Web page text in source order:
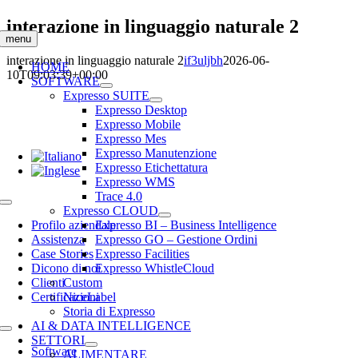
Salta
al
contenuto
menu
HOME
SOFTWARE
Expresso SUITE
Expresso Desktop
Expresso Mobile
Expresso Mes
Expresso Manutenzione
Expresso Etichettatura
Expresso WMS
Trace 4.0
Expresso CLOUD
Expresso BI – Business Intelligence
Expresso GO – Gestione Ordini
Expresso Facilities
Expresso WhistleCloud
Custom
NiceLabel
Storia di Expresso
AI & DATA INTELLIGENCE
SETTORI
ALIMENTARE
interazione in linguaggio naturale 2
interazione in linguaggio naturale 2if3uljbh2026-06-
10T09:03:39+00:00
Toggle
NavigationProfilo aziendale
Assistenza
Case Stories
Dicono di noi
Clienti
Certificazioni
Toggle
NavigationSoftware